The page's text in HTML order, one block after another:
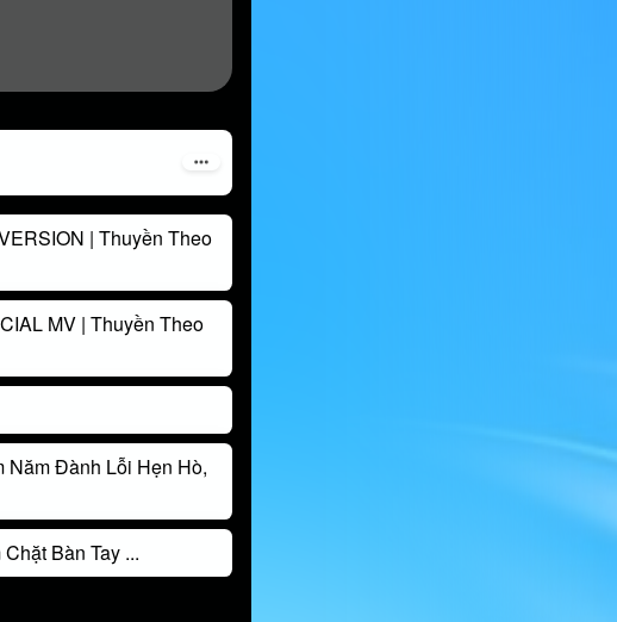
| Thuyền Theo
MV | Thuyền Theo
Năm Đành Lỗi Hẹn Hò,
Bàn Tay ...